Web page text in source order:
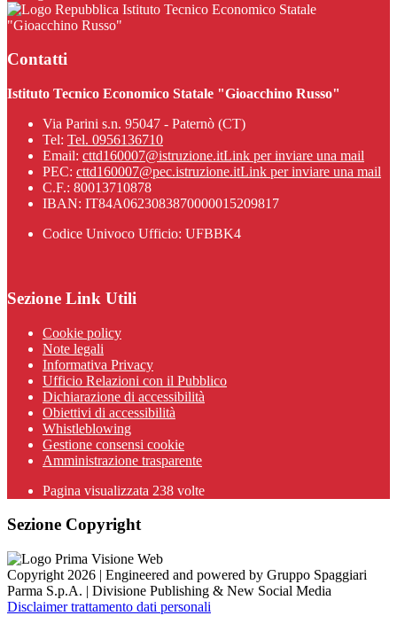
Istituto Tecnico Economico Statale
"Gioacchino Russo"
Contatti
Istituto Tecnico Economico Statale "Gioacchino Russo"
Via Parini s.n. 95047 - Paternò (CT)
Tel: Tel. 0956136710
Email: cttd160007@istruzione.itLink per inviare una mail
PEC: cttd160007@pec.istruzione.itLink per inviare una mail
C.F.: 80013710878
IBAN: IT84A0623083870000015209817
Codice Univoco Ufficio: UFBBK4
Sezione Link Utili
Cookie policy
Note legali
Informativa Privacy
Ufficio Relazioni con il Pubblico
Dichiarazione di accessibilità
Obiettivi di accessibilità
Whistleblowing
Gestione consensi cookie
Amministrazione trasparente
Pagina visualizzata 238 volte
Sezione Copyright
Copyright 2026 | Engineered and powered by Gruppo Spaggiari
Parma S.p.A. | Divisione Publishing & New Social Media
Disclaimer trattamento dati personali